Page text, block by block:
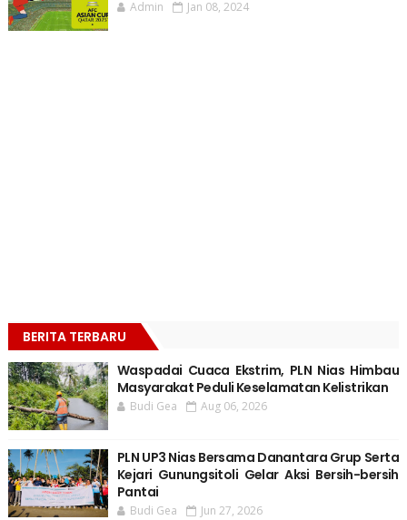
Admin Jan 08, 2024
BERITA TERBARU
Waspadai Cuaca Ekstrim, PLN Nias Himbau
Masyarakat Peduli Keselamatan Kelistrikan
Budi Gea Aug 06, 2026
PLN UP3 Nias Bersama Danantara Grup Serta
Kejari Gunungsitoli Gelar Aksi Bersih-bersih
Pantai
Budi Gea Jun 27, 2026